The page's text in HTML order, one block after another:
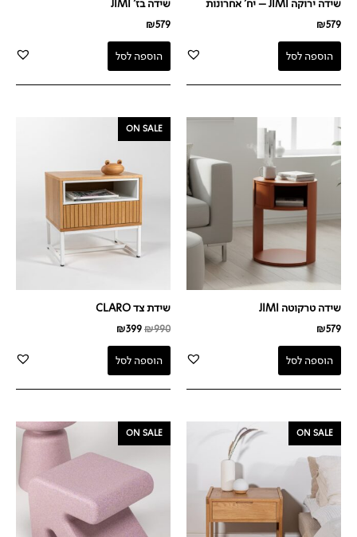
שידה ירוקה JIMI – יח' אחרונות
₪579
הוספה לסל
שידה בז' JIMI
₪579
הוספה לסל
שידה טרקוטה JIMI
₪579
הוספה לסל
ON SALE
שידת צד CLARO
₪990
המחיר
המקורי
₪990.
₪399
₪399.
הוספה לסל
ON SALEהמחיר
המקורי
₪1,190.
המחיר
הנוכחי
ON SALE
המחיר
המקורי
₪449.
₪199.